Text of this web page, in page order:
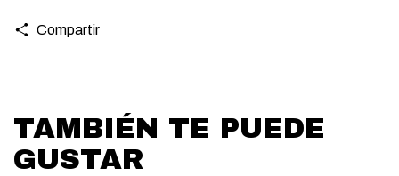
Compartir
TAMBIÉN TE PUEDE
GUSTAR